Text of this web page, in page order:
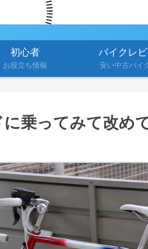
初心者
お役立ち情報
バイクレ
安い中古バイ
乗ってみて改め